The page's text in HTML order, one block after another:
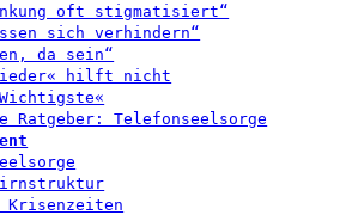
oft stigmatisiert“
sich verhindern“
da sein“
hilft nicht
Ratgeber: Telefonseelsorge
Krisenzeiten